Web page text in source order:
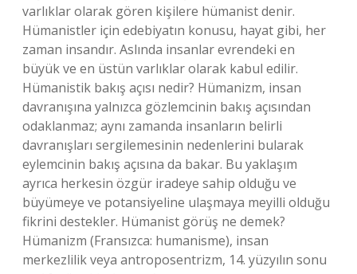
varlıklar olarak gören kişilere hümanist denir.
Hümanistler için edebiyatın konusu, hayat gibi, her
zaman insandır. Aslında insanlar evrendeki en
büyük ve en üstün varlıklar olarak kabul edilir.
Hümanistik bakış açısı nedir? Hümanizm, insan
davranışına yalnızca gözlemcinin bakış açısından
odaklanmaz; aynı zamanda insanların belirli
davranışları sergilemesinin nedenlerini bularak
eylemcinin bakış açısına da bakar. Bu yaklaşım
ayrıca herkesin özgür iradeye sahip olduğu ve
büyümeye ve potansiyeline ulaşmaya meyilli olduğu
fikrini destekler. Hümanist görüş ne demek?
Hümanizm (Fransızca: humanisme), insan
merkezlilik veya antroposentrizm, 14. yüzyılın sonu